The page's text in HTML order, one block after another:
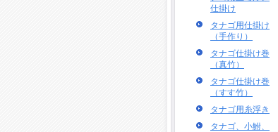
仕掛け
タナゴ用仕掛け
（手作り）
タナゴ仕掛け巻
（真竹）
タナゴ仕掛け巻
（すす竹）
タナゴ用糸浮き
タナゴ、小鮒、